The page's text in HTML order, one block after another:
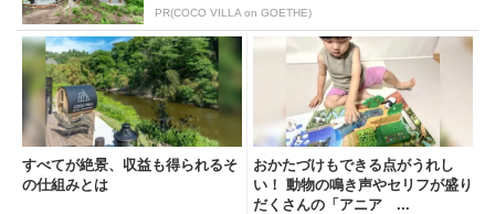
PR(COCO VILLA on GOETHE)
すべてが絶景、収益も得られるそ
の仕組みとは
おかたづけもできる点がうれし
い！ 動物の鳴き声やセリフが盛り
だくさんの「アニア ...